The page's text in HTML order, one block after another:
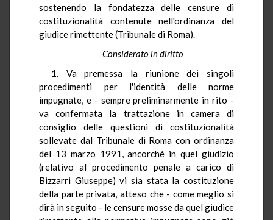
sostenendo la fondatezza delle censure di
costituzionalità contenute nell'ordinanza del
giudice rimettente (Tribunale di Roma).
Considerato in diritto
1. Va premessa la riunione dei singoli
procedimenti per l'identità delle norme
impugnate, e - sempre preliminarmente in rito -
va confermata la trattazione in camera di
consiglio delle questioni di costituzionalità
sollevate dal Tribunale di Roma con ordinanza
del 13 marzo 1991, ancorchè in quel giudizio
(relativo al procedimento penale a carico di
Bizzarri Giuseppe) vi sia stata la costituzione
della parte privata, atteso che - come meglio si
dirà in seguito - le censure mosse da quel giudice